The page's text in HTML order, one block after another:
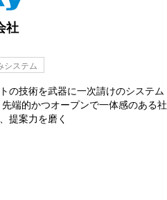
社
システム
の技術を武器に一次請けのシステム
端的かつオープンで一体感のある社
提案力を磨く